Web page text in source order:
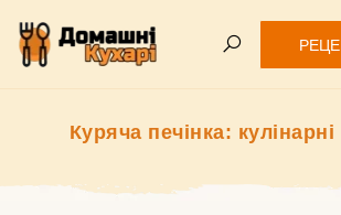
Куряча печінка: